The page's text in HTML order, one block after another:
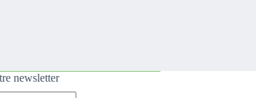
newsletter